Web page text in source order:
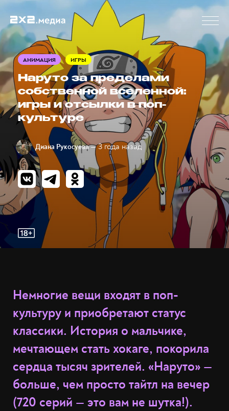
АНИМАЦИЯ ИГРЫ
Наруто за пределами
собственной вселенной:
игры и отсылки в поп-
культуре
Диана Рукосуева— 3 года назад
Немногие вещи входят в поп-
культуру и приобретают статус
классики. История о мальчике,
мечтающем стать хокаге, покорила
сердца тысяч зрителей. «Наруто» —
больше, чем просто тайтл на вечер
(720 серий — это вам не шутка!).